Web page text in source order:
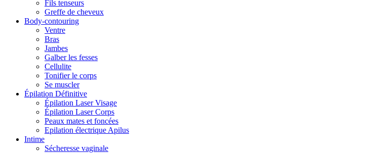
Fils tenseurs
Greffe de cheveux
Body-contouring
Ventre
Bras
Jambes
Galber les fesses
Cellulite
Tonifier le corps
Se muscler
Épilation Définitive
Épilation Laser Visage
Épilation Laser Corps
Peaux mates et foncées
Epilation électrique Apilus
Intime
Sécheresse vaginale